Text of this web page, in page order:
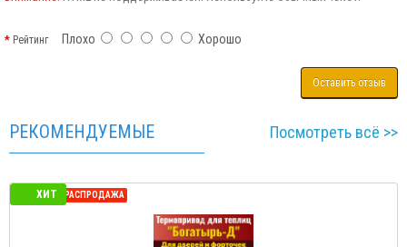
РейтингПлохо Хорошо
Оставить отзыв
РЕКОМЕНДУЕМЫЕ Посмотреть всё >>
ХИТ
СЕЗОННАЯ РАСПРОДАЖА